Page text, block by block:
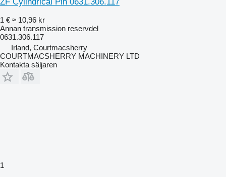
1 € ≈ 10,96 kr
Annan transmission reservdel
0631.306.117
Irland, Courtmacsherry
COURTMACSHERRY MACHINERY LTD
Kontakta säljaren
1